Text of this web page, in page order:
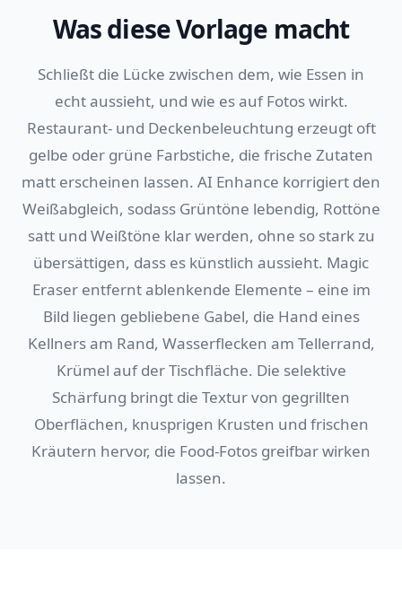
Was diese Vorlage macht
Schließt die Lücke zwischen dem, wie Essen in
echt aussieht, und wie es auf Fotos wirkt.
Restaurant- und Deckenbeleuchtung erzeugt oft
gelbe oder grüne Farbstiche, die frische Zutaten
matt erscheinen lassen. AI Enhance korrigiert den
Weißabgleich, sodass Grüntöne lebendig, Rottöne
satt und Weißtöne klar werden, ohne so stark zu
übersättigen, dass es künstlich aussieht. Magic
Eraser entfernt ablenkende Elemente – eine im
Bild liegen gebliebene Gabel, die Hand eines
Kellners am Rand, Wasserflecken am Tellerrand,
Krümel auf der Tischfläche. Die selektive
Schärfung bringt die Textur von gegrillten
Oberflächen, knusprigen Krusten und frischen
Kräutern hervor, die Food-Fotos greifbar wirken
lassen.